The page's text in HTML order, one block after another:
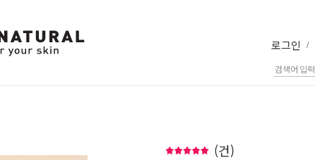
로그인 /
(건)